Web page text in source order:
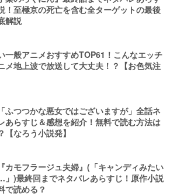
！至極京の死亡を含む全ターゲットの最後
解説
一般アニメおすすめTOP61！こんなエッチ
メ地上波で放送して大丈夫！？【お色気注
ふつつかな悪女ではございますが」全話ネ
あらすじ＆感想を紹介！無料で読む方法は
【なろう小説発】
カモフラージュ夫婦』(「キャンディみたい
)最終回までネタバレあらすじ！原作小説
で読める？